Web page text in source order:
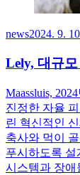
news2024. 9.
Lely, 대규
Maassluis,
진정한 자율
린 혁신적인
축사와 먹이
푸시하도록 설
시스템과 장애